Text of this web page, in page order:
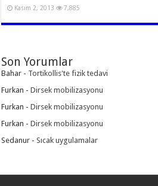
Kasım 2, 2013 7,885
Son Yorumlar
Bahar - Tortikollis'te fizik tedavi
Furkan -Dirsek mobilizasyonu
Furkan -Dirsek mobilizasyonu
Furkan -Dirsek mobilizasyonu
Sedanur -Sıcak uygulamalar